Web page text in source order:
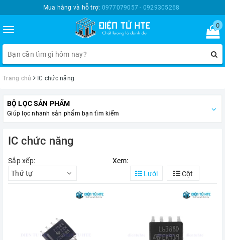
Mua hàng và hỗ trợ: 0977079057 - 0929305268
Toggle
navigation
0
Trang chủ IC chức năng
BỘ LỌC SẢN PHẨM
Giúp lọc nhanh sản phẩm bạn tìm kiếm
IC chức năng
Sắp xếp:
Thứ tự
Xem:
Lưới
Cột